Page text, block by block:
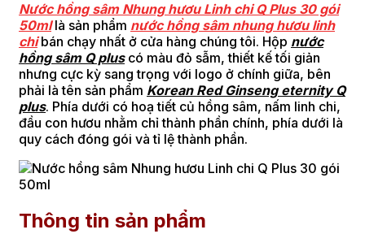
Nước hồng sâm Nhung hươu Linh chi Q Plus 30 gói
50mllà sản phẩm nước hồng sâm nhung hươu linh
chibán chạy nhất ở cửa hàng chúng tôi. Hộp nước
hồng sâm Q pluscó màu đỏ sẫm, thiết kế tối giản
nhưng cực kỳ sang trọng với logo ở chính giữa, bên
phải là tên sản phẩm Korean Red Ginseng eternity Q
plus. Phía dưới có hoạ tiết củ hồng sâm, nấm linh chi,
đầu con hươu nhằm chỉ thành phần chính, phía dưới là
quy cách đóng gói và tỉ lệ thành phần.
Thông tin sản phẩm